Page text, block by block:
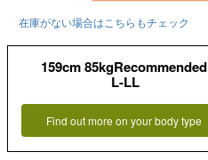
在庫がない場合はこちらもチェック
159cm 85kgRecommended
L-LL
Find out more on your body type